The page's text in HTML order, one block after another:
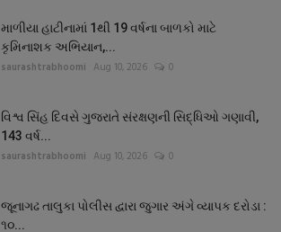
માળીયા હાટીનામાં 1થી 19 વર્ષના બાળકો માટે
કૃમિનાશક અભિયાન,...
saurashtrabhoomi Aug 10, 2026 0
વિશ્વ સિંહ દિવસે ગુજરાતે સંરક્ષણની સિદ્ધિઓ ગણાવી,
143 વર્ષ...
saurashtrabhoomi Aug 10, 2026 0
જૂનાગઢ તાલુકા પોલીસ દ્વારા જુગાર અંગે વ્યાપક દરોડા :
૧૦...